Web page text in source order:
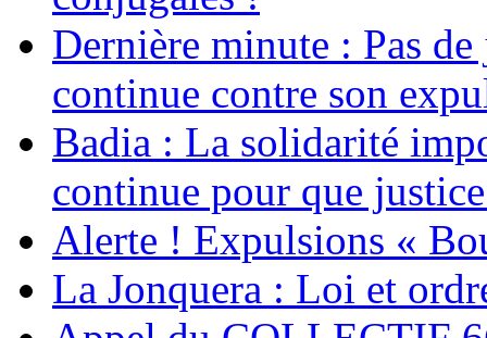
Dernière minute : Pas
continue contre son
Badia : La solidarité
continue pour que
Alerte ! Expulsions «
La Jonquera : Loi et